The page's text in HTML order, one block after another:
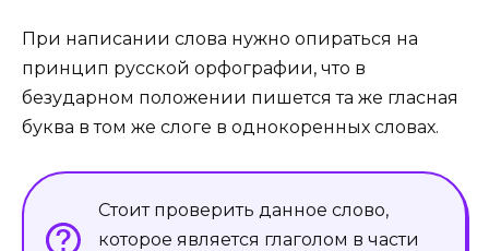
При написании слова нужно опираться на
принцип русской орфографии, что в
безударном положении пишется та же гласная
буква в том же слоге в однокоренных словах.
Стоит проверить данное слово,
которое является глаголом в части